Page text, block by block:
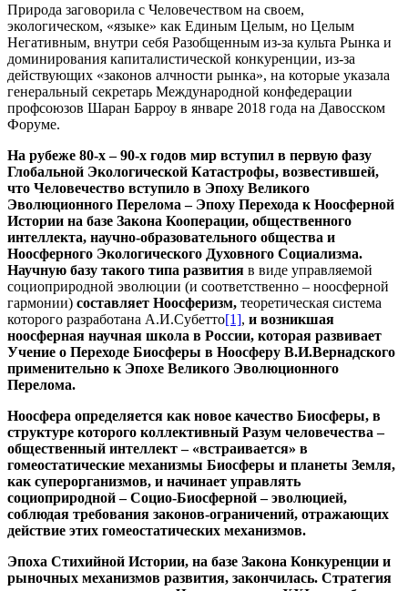
Природа заговорила с Человечеством на своем,
экологическом, «языке» как Единым Целым, но Целым
Негативным, внутри себя Разобщенным из-за культа Рынка и
доминирования капиталистической конкуренции, из-за
действующих «законов алчности рынка», на которые указала
генеральный секретарь Международной конфедерации
профсоюзов Шаран Барроу в январе 2018 года на Давосском
Форуме.
На рубеже 80-х – 90-х годов мир вступил в первую фазу
Глобальной Экологической Катастрофы, возвестившей,
что Человечество вступило в Эпоху Великого
Эволюционного Перелома – Эпоху Перехода к Ноосферной
Истории на базе Закона Кооперации, общественного
интеллекта, научно-образовательного общества и
Ноосферного Экологического Духовного Социализма.
Научную базу такого типа развития в виде управляемой
социоприродной эволюции (и соответственно – ноосферной
гармонии) составляет Ноосферизм, теоретическая система
которого разработана А.И.Субетто[1], и возникшая
ноосферная научная школа в России, которая развивает
Учение о Переходе Биосферы в Ноосферу В.И.Вернадского
применительно к Эпохе Великого Эволюционного
Перелома.
Ноосфера определяется как новое качество Биосферы, в
структуре которого коллективный Разум человечества –
общественный интеллект – «встраивается» в
гомеостатические механизмы Биосферы и планеты Земля,
как суперорганизмов, и начинает управлять
социоприродной – Социо-Биосферной – эволюцией,
соблюдая требования законов-ограничений, отражающих
действие этих гомеостатических механизмов.
Эпоха Стихийной Истории, на базе Закона Конкуренции и
рыночных механизмов развития, закончилась. Стратегия